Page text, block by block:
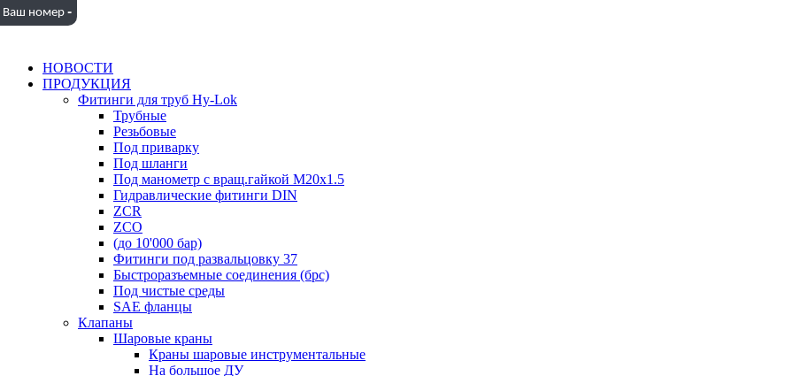
НОВОСТИ
ПРОДУКЦИЯ
Фитинги для труб Hy-Lok
Трубные
Резьбовые
Под приварку
Под шланги
Под манометр с вращ.гайкой M20x1.5
Гидравлические фитинги DIN
ZCR
ZCO
(до 10'000 бар)
Фитинги под развальцовку 37
Быстроразъемные соединения (брс)
Под чистые среды
SAE фланцы
Клапаны
Шаровые краны
Краны шаровые инструментальные
На большое ДУ
Ваш номер -